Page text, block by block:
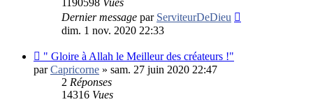
Dernier message par ServiteurDeDieu
dim. 1 nov. 2020 22:33
" Gloire à Allah le Meilleur des créateurs !"
parCapricorne » sam. 27 juin 2020 22:47
2 Réponses
14316 Vues